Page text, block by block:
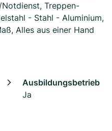
Treppen-
- Stahl - Aluminium,
Alles aus einer Hand
Ausbildungsbetrieb
Ja